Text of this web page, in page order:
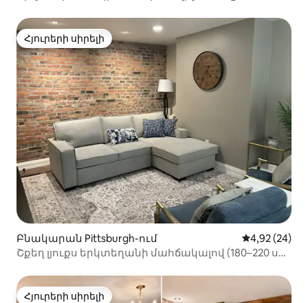
Հյուրերի սիրելի
Հյուրերի սիրելի
Բնակարան Pittsburgh-ում Միջին
4,92 (24)
Շքեղ լյուքս երկտեղանի մահճակալով (180–220 սմ)
Հյուրերի սիրելի